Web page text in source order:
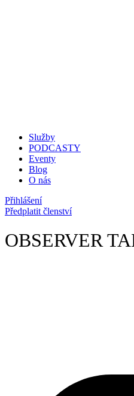
Služby
PODCASTY
Eventy
Blog
O nás
Přihlášení
Předplatit členství
OBSERVER